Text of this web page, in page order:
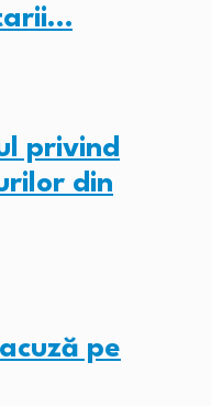
privind
din
pe